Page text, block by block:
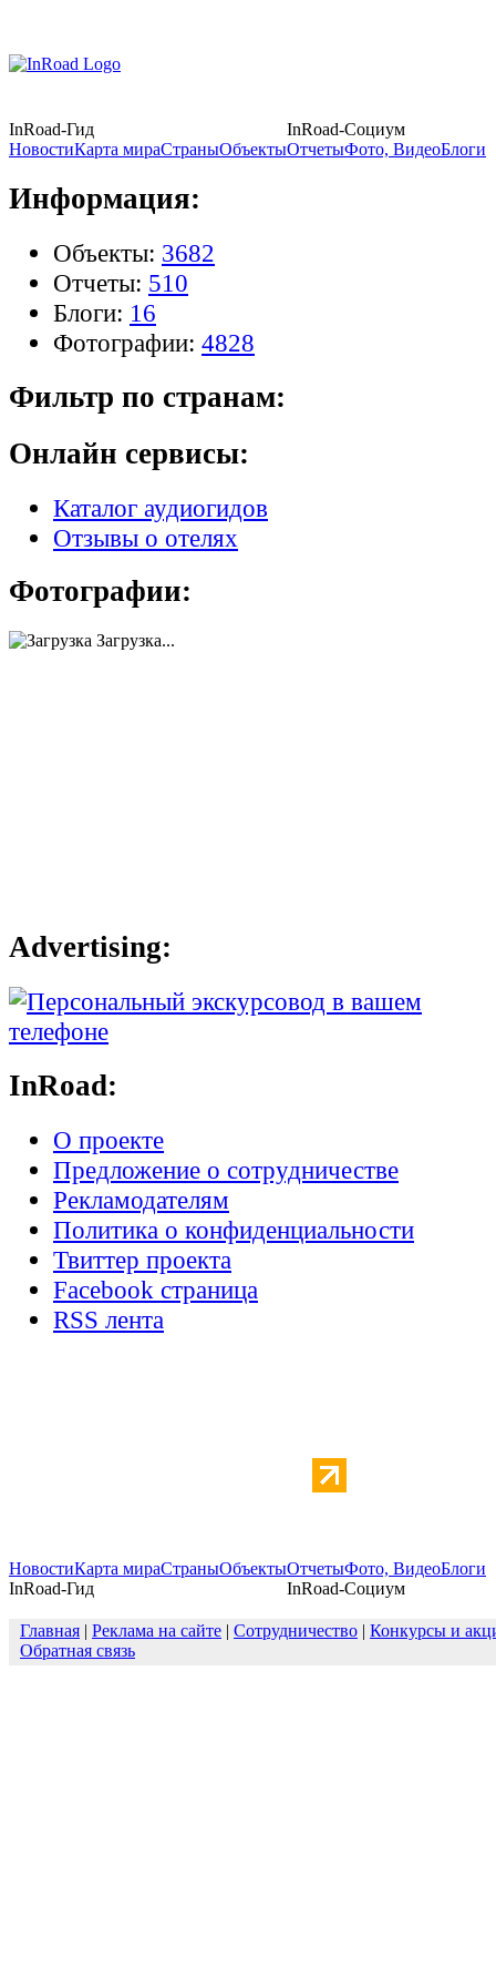
InRoad-Гид
InRoad-Социум
НовостиКарта мираСтраныОбъектыОтчетыФото, ВидеоБлоги
Информация:
Объекты: 3682
Отчеты: 510
Блоги: 16
Фотографии: 4828
Фильтр по странам:
Онлайн сервисы:
Каталог аудиогидов
Отзывы о отелях
Фотографии:
Загрузка...
Advertising:
InRoad:
О проекте
Предложение о сотрудничестве
Рекламодателям
Политика о конфиденциальности
Твиттер проекта
Facebook страница
RSS лента
НовостиКарта мираСтраныОбъектыОтчетыФото, ВидеоБлоги
InRoad-Гид
InRoad-Социум
Главная | Реклама на сайте | Сотрудничество | Конкурсы и
Обратная связь